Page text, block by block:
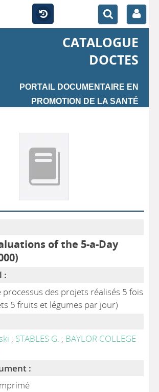
CATALOGUE
DOCTES
PORTAIL DOCUMENTAIRE EN
PROMOTION DE LA SANTÉ
of the 5-a-Day
:
processus des projets réalisés 5 fois
5 fruits et légumes par jour)
; STABLES G. ; BAYLOR COLLEGE
: